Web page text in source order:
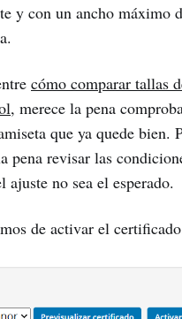
y con un ancho máximo
cómo comparar tallas
, merece la pena
que ya quede bien.
pena revisar las
ajuste no sea el esperado.
de activar el